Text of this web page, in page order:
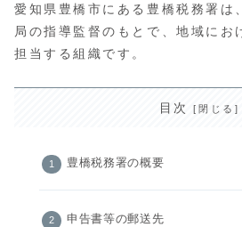
愛知県豊橋市にある豊橋税務署は
局の指導監督のもとで、地域にお
担当する組織です。
目次
豊橋税務署の概要
申告書等の郵送先